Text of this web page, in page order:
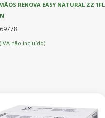
RENOVA EASY NATURAL ZZ 1FL
(IVA não incluído)